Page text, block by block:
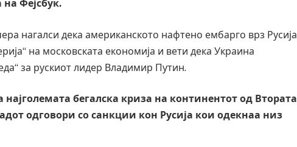
Фејсбук.
нагалси дека американското нафтено ембарго врз Русија
на московската економија и вети дека Украина
за рускиот лидер Владимир Путин.
најголемата бегалска криза на континентот од Втората
одговори со санкции кон Русија кои одекнаа низ